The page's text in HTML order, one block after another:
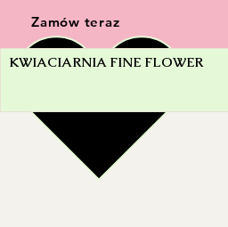
Zamów teraz
KWIACIARNIA FINE FLOWER